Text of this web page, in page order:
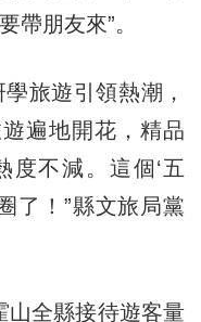
帶朋友來”。
旅遊引領熱潮，
遍地開花，精品
度不減。這個‘五
了！”縣文旅局黨
全縣接待遊客量